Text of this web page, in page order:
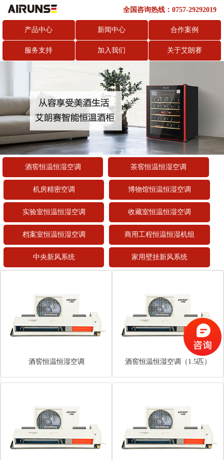
全国咨询热线：0757-29292019
产品中心 新闻中心 合作案例
服务支持 加入我们 关于艾朗赛
酒窖恒温恒湿空调 茶窖恒温恒湿空调
机房精密空调 博物馆恒温恒湿空调
实验室恒温恒湿空调 收藏室恒温恒湿空调
档案室恒温恒湿空调 商用工程恒温恒湿机组
中央新风系统 家用壁挂新风系统
酒窖恒温恒湿空调 酒窖恒温恒湿空调（1.5匹）